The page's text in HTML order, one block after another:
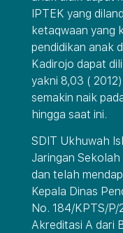
IPTEK yang
ketaqwaan yang
pendidikan anak
Kadirojo dapat
yakni 8,03 (
semakin naik
hingga saat ini.
SDIT Ukhuwah
Jaringan
dan telah
Kepala Dinas
No. 184/KPTS/
Akreditasi A dari